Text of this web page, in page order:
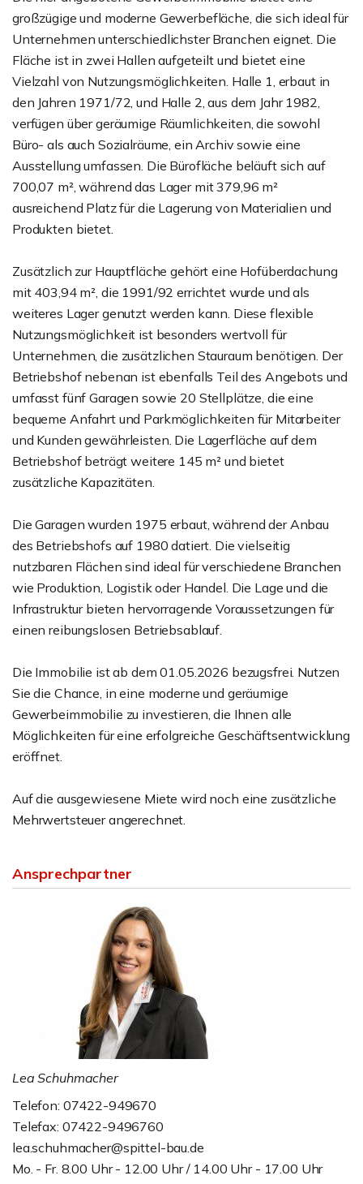
großzügige und moderne Gewerbefläche, die sich ideal für
Unternehmen unterschiedlichster Branchen eignet. Die
Fläche ist in zwei Hallen aufgeteilt und bietet eine
Vielzahl von Nutzungsmöglichkeiten. Halle 1, erbaut in
den Jahren 1971/72, und Halle 2, aus dem Jahr 1982,
verfügen über geräumige Räumlichkeiten, die sowohl
Büro- als auch Sozialräume, ein Archiv sowie eine
Ausstellung umfassen. Die Bürofläche beläuft sich auf
700,07 m², während das Lager mit 379,96 m²
ausreichend Platz für die Lagerung von Materialien und
Produkten bietet.
Zusätzlich zur Hauptfläche gehört eine Hofüberdachung
mit 403,94 m², die 1991/92 errichtet wurde und als
weiteres Lager genutzt werden kann. Diese flexible
Nutzungsmöglichkeit ist besonders wertvoll für
Unternehmen, die zusätzlichen Stauraum benötigen. Der
Betriebshof nebenan ist ebenfalls Teil des Angebots und
umfasst fünf Garagen sowie 20 Stellplätze, die eine
bequeme Anfahrt und Parkmöglichkeiten für Mitarbeiter
und Kunden gewährleisten. Die Lagerfläche auf dem
Betriebshof beträgt weitere 145 m² und bietet
zusätzliche Kapazitäten.
Die Garagen wurden 1975 erbaut, während der Anbau
des Betriebshofs auf 1980 datiert. Die vielseitig
nutzbaren Flächen sind ideal für verschiedene Branchen
wie Produktion, Logistik oder Handel. Die Lage und die
Infrastruktur bieten hervorragende Voraussetzungen für
einen reibungslosen Betriebsablauf.
Die Immobilie ist ab dem 01.05.2026 bezugsfrei. Nutzen
Sie die Chance, in eine moderne und geräumige
Gewerbeimmobilie zu investieren, die Ihnen alle
Möglichkeiten für eine erfolgreiche Geschäftsentwicklung
eröffnet.
Auf die ausgewiesene Miete wird noch eine zusätzliche
Mehrwertsteuer angerechnet.
Ansprechpartner
Lea Schuhmacher
Telefon: 07422-949670
Telefax: 07422-9496760
lea.schuhmacher@spittel-bau.de
Mo. - Fr. 8.00 Uhr - 12.00 Uhr / 14.00 Uhr - 17.00 Uhr